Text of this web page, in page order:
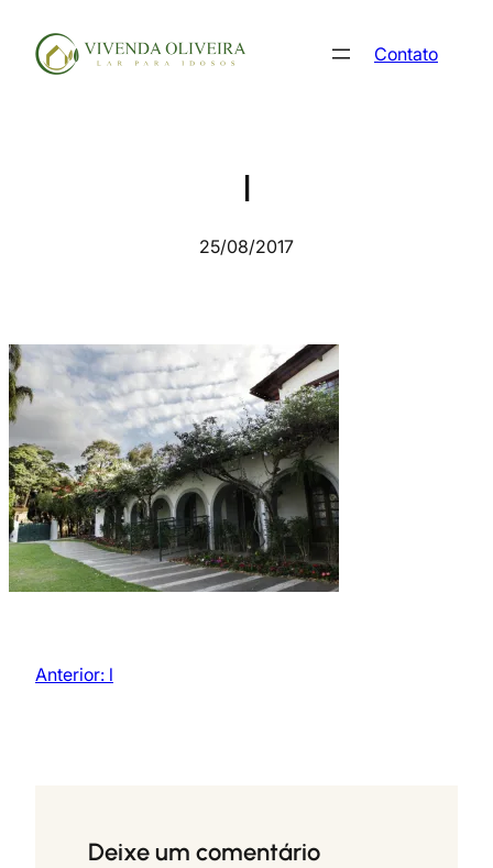
para
Contato
25/08/2017
Anterior: l
Deixe um comentário